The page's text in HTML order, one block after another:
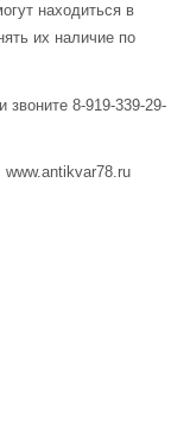
находиться в
их наличие по
8-919-339-29-